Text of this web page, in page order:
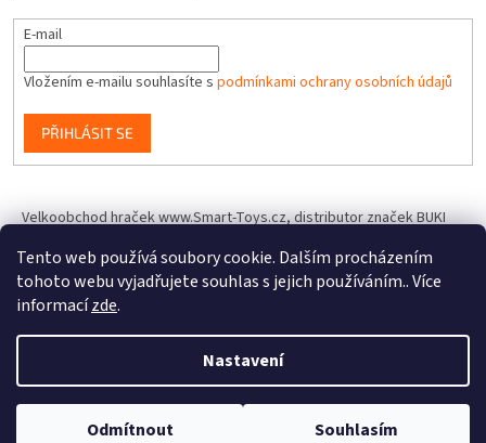
Tento web používá soubory cookie. Dalším procházením
tohoto webu vyjadřujete souhlas s jejich používáním.. Více
informacízde.
Nastavení
Odmítnout Souhlasím
E-mail
Vložením e-mailu souhlasíte s podmínkami ochrany osobních údajů
PŘIHLÁSIT SE
Velkoobchod hraček www.Smart-Toys.cz, distributor značek BUKI
Copyright 2026IQhracky.cz. Všechna práva vyhrazena.Upravit